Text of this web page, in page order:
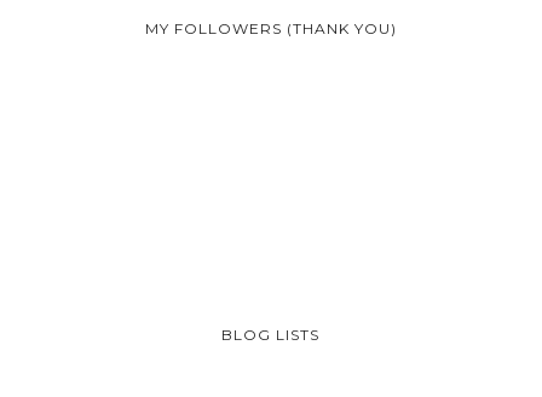
MY FOLLOWERS (THANK YOU)
BLOG LISTS